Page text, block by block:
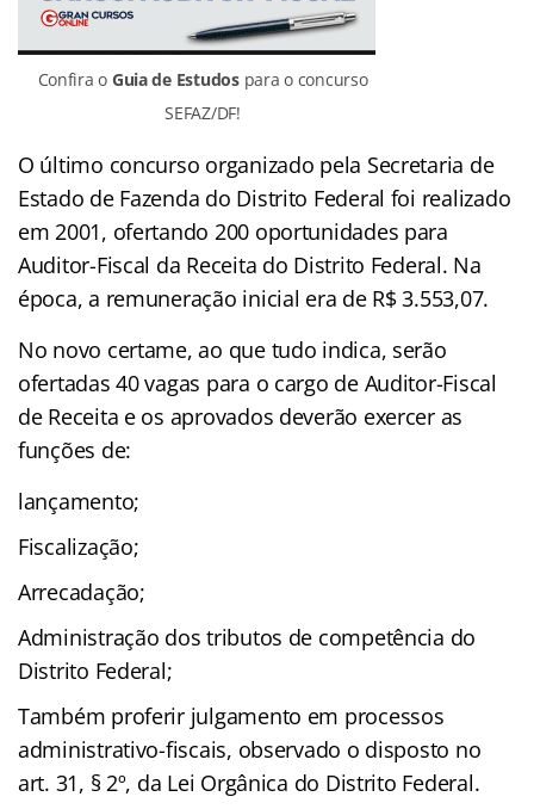
Confira o Guia de Estudospara o concurso
SEFAZ/DF!
O último concurso organizado pela Secretaria de
Estado de Fazenda do Distrito Federal foi realizado
em 2001, ofertando 200 oportunidades para
Auditor-Fiscal da Receita do Distrito Federal. Na
época, a remuneração inicial era de R$ 3.553,07.
No novo certame, ao que tudo indica, serão
ofertadas 40 vagas para o cargo de Auditor-Fiscal
de Receita e os aprovados deverão exercer as
funções de:
lançamento;
Fiscalização;
Arrecadação;
Administração dos tributos de competência do
Distrito Federal;
Também proferir julgamento em processos
administrativo-fiscais, observado o disposto no
art. 31, § 2º, da Lei Orgânica do Distrito Federal.